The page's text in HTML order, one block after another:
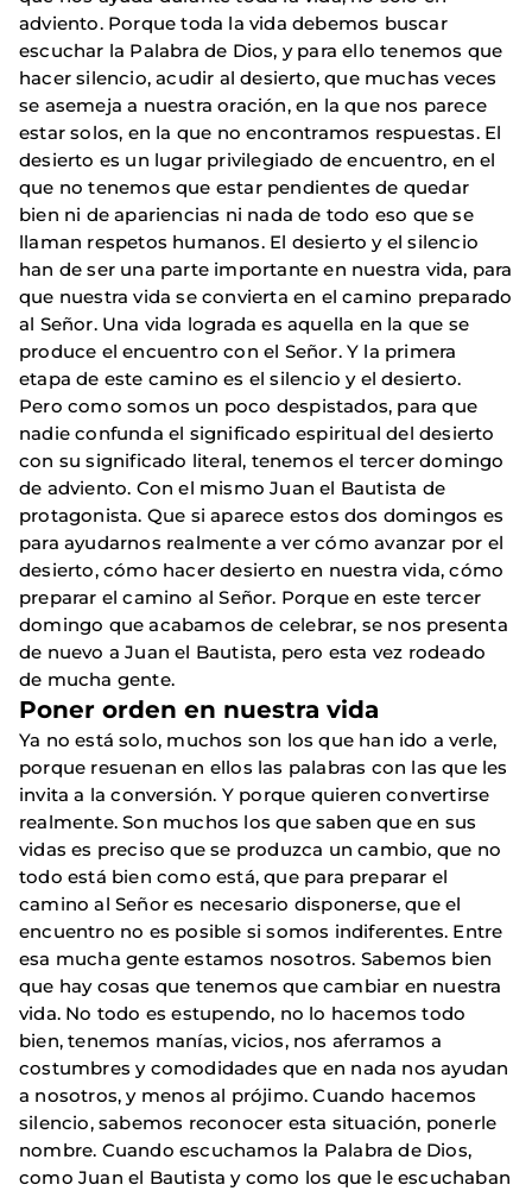
adviento. Porque toda la vida debemos buscar
escuchar la Palabra de Dios, y para ello tenemos que
hacer silencio, acudir al desierto, que muchas veces
se asemeja a nuestra oración, en la que nos parece
estar solos, en la que no encontramos respuestas. El
desierto es un lugar privilegiado de encuentro, en el
que no tenemos que estar pendientes de quedar
bien ni de apariencias ni nada de todo eso que se
llaman respetos humanos. El desierto y el silencio
han de ser una parte importante en nuestra vida, para
que nuestra vida se convierta en el camino preparado
al Señor. Una vida lograda es aquella en la que se
produce el encuentro con el Señor. Y la primera
etapa de este camino es el silencio y el desierto.
Pero como somos un poco despistados, para que
nadie confunda el significado espiritual del desierto
con su significado literal, tenemos el tercer domingo
de adviento. Con el mismo Juan el Bautista de
protagonista. Que si aparece estos dos domingos es
para ayudarnos realmente a ver cómo avanzar por el
desierto, cómo hacer desierto en nuestra vida, cómo
preparar el camino al Señor. Porque en este tercer
domingo que acabamos de celebrar, se nos presenta
de nuevo a Juan el Bautista, pero esta vez rodeado
de mucha gente.
Poner orden en nuestra vida
Ya no está solo, muchos son los que han ido a verle,
porque resuenan en ellos las palabras con las que les
invita a la conversión. Y porque quieren convertirse
realmente. Son muchos los que saben que en sus
vidas es preciso que se produzca un cambio, que no
todo está bien como está, que para preparar el
camino al Señor es necesario disponerse, que el
encuentro no es posible si somos indiferentes. Entre
esa mucha gente estamos nosotros. Sabemos bien
que hay cosas que tenemos que cambiar en nuestra
vida. No todo es estupendo, no lo hacemos todo
bien, tenemos manías, vicios, nos aferramos a
costumbres y comodidades que en nada nos ayudan
a nosotros, y menos al prójimo. Cuando hacemos
silencio, sabemos reconocer esta situación, ponerle
nombre. Cuando escuchamos la Palabra de Dios,
como Juan el Bautista y como los que le escuchaban